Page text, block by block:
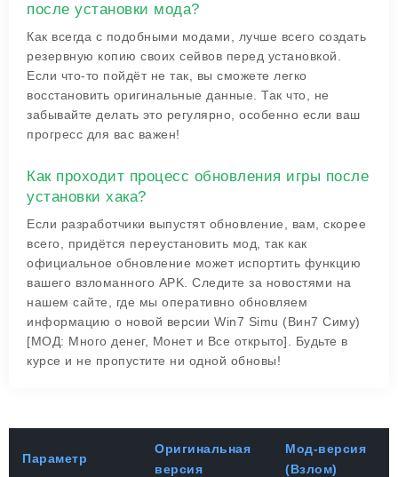
после установки мода?
Как всегда с подобными модами, лучше всего создать
резервную копию своих сейвов перед установкой.
Если что-то пойдёт не так, вы сможете легко
восстановить оригинальные данные. Так что, не
забывайте делать это регулярно, особенно если ваш
прогресс для вас важен!
Как проходит процесс обновления игры после
установки хака?
Если разработчики выпустят обновление, вам, скорее
всего, придётся переустановить мод, так как
официальное обновление может испортить функцию
вашего взломанного APK. Следите за новостями на
нашем сайте, где мы оперативно обновляем
информацию о новой версии Win7 Simu (Вин7 Симу)
[МОД: Много денег, Монет и Все открыто]. Будьте в
курсе и не пропустите ни одной обновы!
Параметр
Оригинальная
версия
Мод-версия
(Взлом)